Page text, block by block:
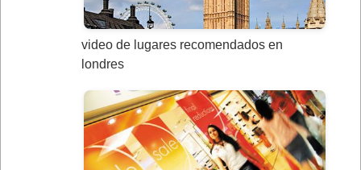
video de lugares recomendados en
londres